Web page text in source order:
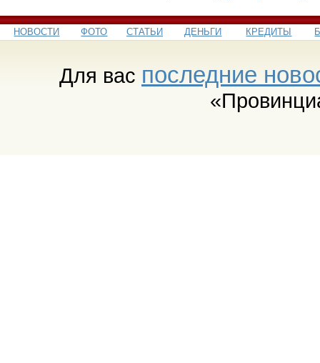
НОВОСТИ ФОТО СТАТЬИ ДЕНЬГИ КРЕДИТЫ
Для вас последние